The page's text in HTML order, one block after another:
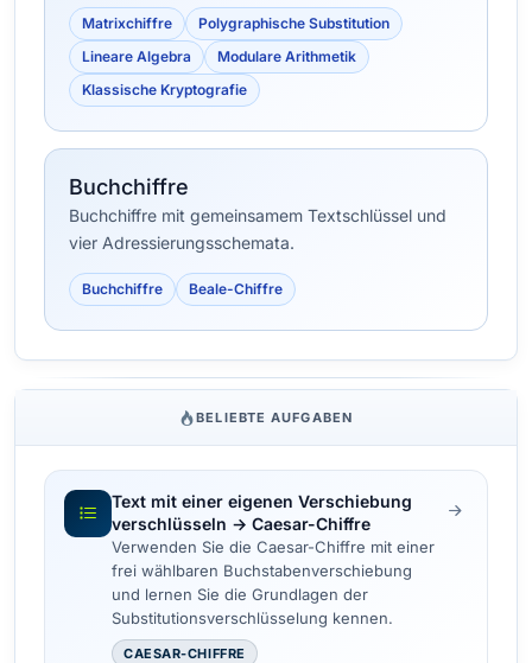
Matrixchiffre
Polygraphische Substitution
Lineare Algebra
Modulare Arithmetik
Klassische Kryptografie
Buchchiffre
Buchchiffre mit gemeinsamem Textschlüssel und
vier Adressierungsschemata.
Buchchiffre Beale-Chiffre
BELIEBTE AUFGABEN
Text mit einer eigenen Verschiebung
verschlüsseln → Caesar-Chiffre
Verwenden Sie die Caesar-Chiffre mit einer
frei wählbaren Buchstabenverschiebung
und lernen Sie die Grundlagen der
Substitutionsverschlüsselung kennen.
CAESAR-CHIFFRE